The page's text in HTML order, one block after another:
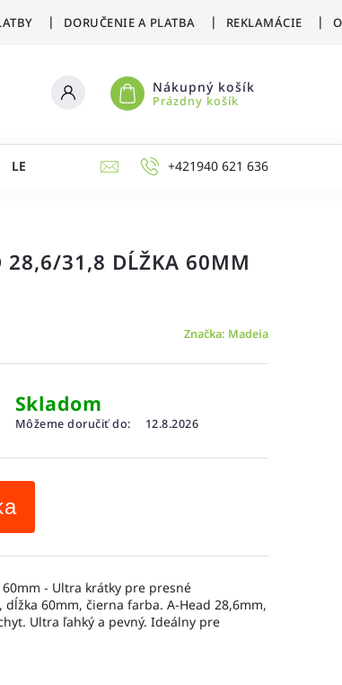
DORUČENIE A PLATBA REKLAMÁCIE
Nákupný košík
Prázdny košík
LETNÉ ŠPORTY ZIMNÉ ŠPORTY
+421940 621 636
28,6/31,8 DĹŽKA 60MM
Značka: Madeia
Skladom
Môžeme doručiť do: 12.8.2026
- Ultra krátky pre presné
60mm, čierna farba. A-Head 28,6mm,
Ultra ľahký a pevný. Ideálny pre